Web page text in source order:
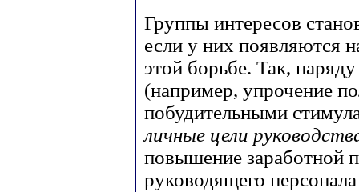
Группы интересов
если у них появляются
этой борьбе. Так,
(например, упрочение
побудительными
личные цели
повышение заработной
руководящего